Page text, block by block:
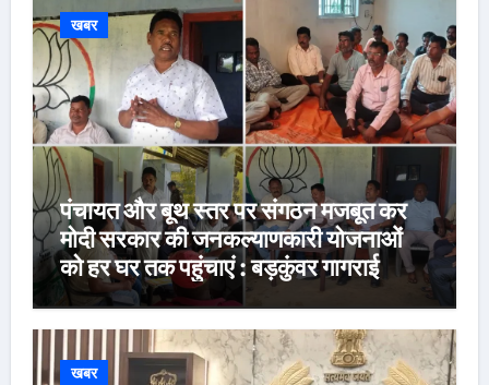
खबर
पंचायत और बूथ स्तर पर संगठन मजबूत कर
मोदी सरकार की जनकल्याणकारी योजनाओं
को हर घर तक पहुंचाएं : बड़कुंवर गागराई
खबर